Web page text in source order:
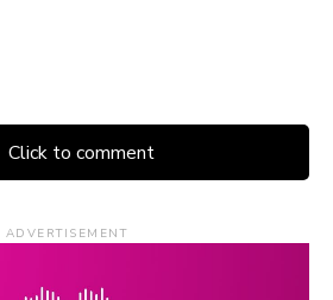
Click to comment
ADVERTISEMENT